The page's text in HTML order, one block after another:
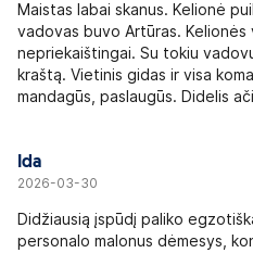
Maistas labai skanus. Kelionė
vadovas buvo Artūras.
nepriekaištingai. Su tokiu
kraštą. Vietinis gidas ir visa
mandagūs, paslaugūs. Didelis
Ida
2026-03-30
Didžiausią įspūdį paliko
personalo malonus dėmesys,